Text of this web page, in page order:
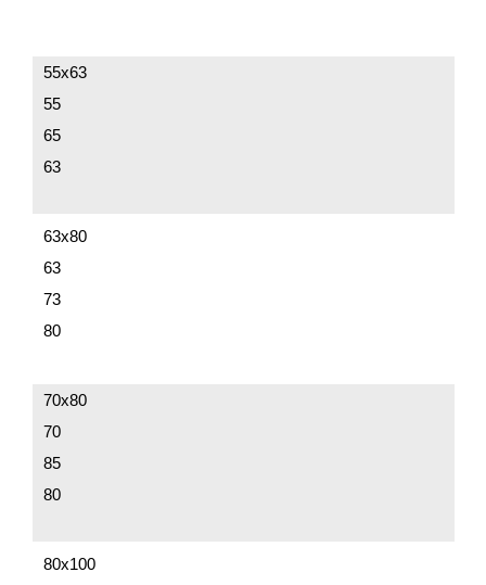
55х63
55
65
63
63х80
63
73
80
70х80
70
85
80
80х100